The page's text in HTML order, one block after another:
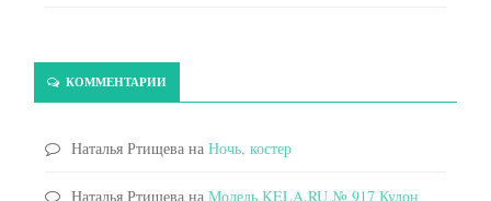
КОММЕНТАРИИ
Наталья Ртищева на Ночь, костер
Наталья Ртищева на Модель KELA.RU № 917 Кулон